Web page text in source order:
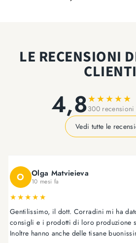
LE RECENSIONI
CLIENTI
4,8★★★★★
300
Vedi tutte le
O Olga Matvieieva
10 mesi fa
★★★★★
Gentilissimo, il dott. Corradini mi ha
consigli e i prodotti di loro produzione
Inoltre hanno anche delle tisane